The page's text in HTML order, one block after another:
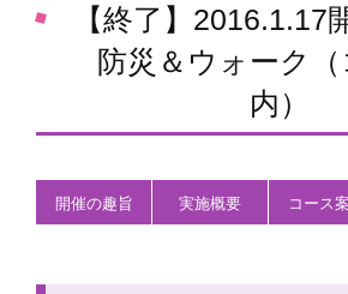
【終了】2016.1.17
防災＆ウォーク
内）
開催の趣旨 実施概要 コース